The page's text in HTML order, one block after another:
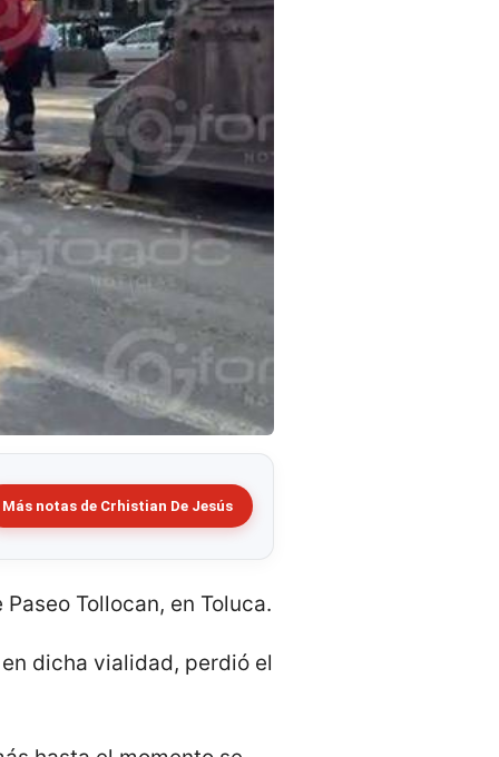
Más notas de Crhistian De Jesús
Tollocan, en Toluca.
dicha vialidad, perdió el